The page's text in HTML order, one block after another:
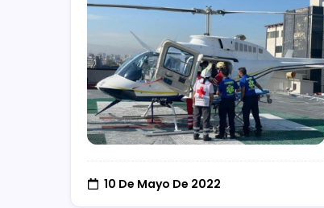
10 De Mayo De 2022